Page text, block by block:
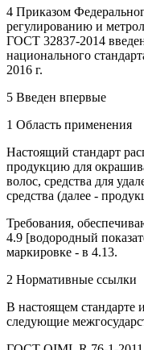
4 Приказом
регулированию и
ГОСТ 32837-2014
национального
2016 г.
5 Введен впервые
1 Область применения
Настоящий стандарт
продукцию для
волос, средства для
средства (далее -
Требования,
4.9 [водородный
маркировке - в 4.13.
2 Нормативные ссылки
В настоящем стандарте
следующие